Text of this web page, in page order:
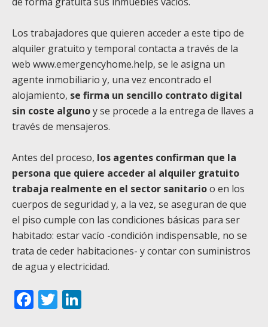
Los trabajadores que quieren acceder a este tipo de
alquiler gratuito y temporal contacta a través de la
web www.emergencyhome.help, se le asigna un
agente inmobiliario y, una vez encontrado el
alojamiento, se firma un sencillo contrato digital
sin coste algunoy se procede a la entrega de llaves a
través de mensajeros.
Antes del proceso, los agentes confirman que la
persona que quiere acceder al alquiler gratuito
trabaja realmente en el sector sanitarioo en los
cuerpos de seguridad y, a la vez, se aseguran de que
el piso cumple con las condiciones básicas para ser
habitado: estar vacío -condición indispensable, no se
trata de ceder habitaciones- y contar con suministros
de agua y electricidad.
Facebook
Twitter